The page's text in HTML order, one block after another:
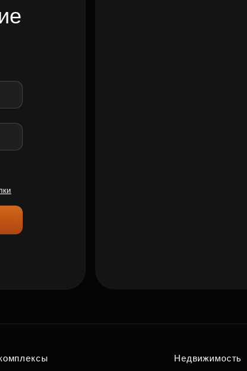
Недвижимость